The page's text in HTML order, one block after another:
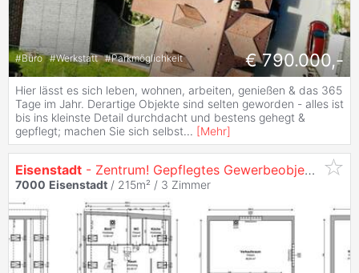
#Büro #Werkstatt #Parkmöglichkeit € 790.000,-
Hier lässt es sich leben, wohnen, arbeiten, genießen & das 365
Tage im Jahr. Derartige Objekte sind selten geworden - alles ist
bis ins kleinste Detail durchdacht und bestens gehegt &
gepflegt; machen Sie sich selbst... [Mehr]
Eisenstadt - Zentrum! Gepflegtes Gewerbeobjekt mit Parkplätzen! Auch als Praxis nutzbar!
7000 Eisenstadt / 215m² / 3 Zimmer